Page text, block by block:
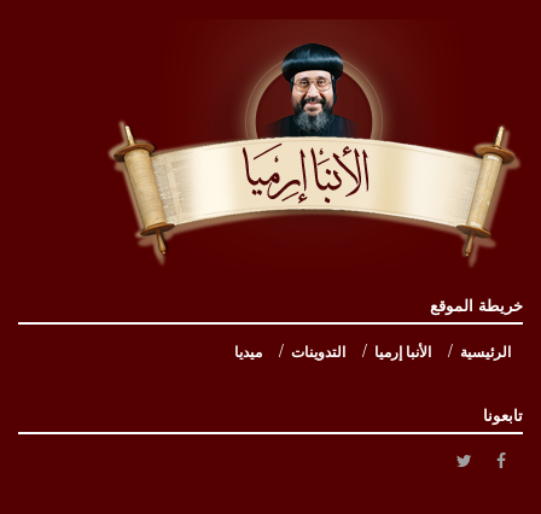
خريطة الموقع
الرئيسية الأنبا إرميا التدوينات ميديا
تابعونا